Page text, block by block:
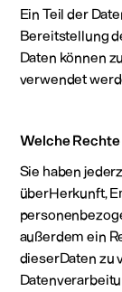
Ein Teil der
Bereitstellung
Daten können
verwendet
Welche Rechte
Sie haben
überHerkunft,
außerdem ein
dieserDaten zu